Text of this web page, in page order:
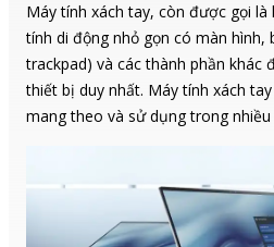
Máy tính xách tay, còn được gọi
tính di động nhỏ gọn có màn hình,
trackpad) và các thành phần
thiết bị duy nhất. Máy tính xách
mang theo và sử dụng trong